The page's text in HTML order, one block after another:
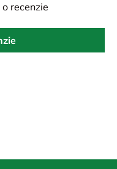
recenzie